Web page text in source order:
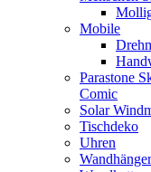
Mobile
Parastone
Comic
Solar
Tischdeko
Uhren